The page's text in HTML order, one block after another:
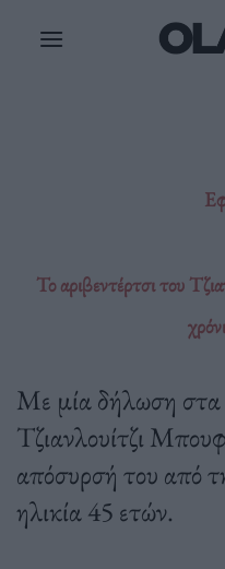
Το αριβεντέρτσι του
Με μία δήλωση
Τζιανλουίτζι
απόσυρσή του από
ηλικία 45 ετών.